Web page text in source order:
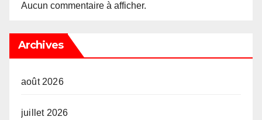
Aucun commentaire à afficher.
Archives
août 2026
juillet 2026